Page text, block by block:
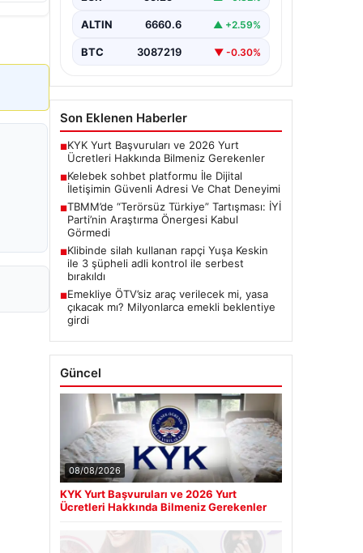
bir biçimde bağlantı kurması ciddi bir
Günümüzde…
ALTIN 6660.6 ▲ +2.59%
BTC 3087219 ▼ -0.30%
Son Eklenen Haberler
■KYK Yurt Başvuruları ve 2026 Yurt
Ücretleri Hakkında Bilmeniz Gerekenler
■Kelebek sohbet platformu İle Dijital
İletişimin Güvenli Adresi Ve Chat Deneyimi
■TBMM’de “Terörsüz Türkiye” Tartışması: İYİ
Parti’nin Araştırma Önergesi Kabul
Görmedi
■Klibinde silah kullanan rapçi Yuşa Keskin
ile 3 şüpheli adli kontrol ile serbest
bırakıldı
■Emekliye ÖTV’siz araç verilecek mi, yasa
çıkacak mı? Milyonlarca emekli beklentiye
girdi
Güncel
08/08/2026
KYK Yurt Başvuruları ve 2026 Yurt
Ücretleri Hakkında Bilmeniz Gerekenler